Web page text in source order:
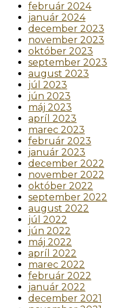
február 2024
január 2024
december 2023
november 2023
október 2023
september 2023
august 2023
júl 2023
jún 2023
máj 2023
apríl 2023
marec 2023
február 2023
január 2023
december 2022
november 2022
október 2022
september 2022
august 2022
júl 2022
jún 2022
máj 2022
apríl 2022
marec 2022
február 2022
január 2022
december 2021